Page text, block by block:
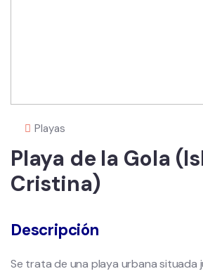
Playas
Playa de la Gola
Cristina)
Descripción
Se trata de una playa urbana situada